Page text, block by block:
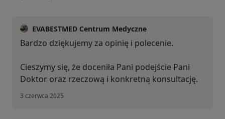
EVABESTMED Centrum Medyczne
Bardzo dziękujemy za opinię i polecenie.
Cieszymy się, że doceniła Pani podejście Pani
Doktor oraz rzeczową i konkretną konsultację.
3 czerwca 2025